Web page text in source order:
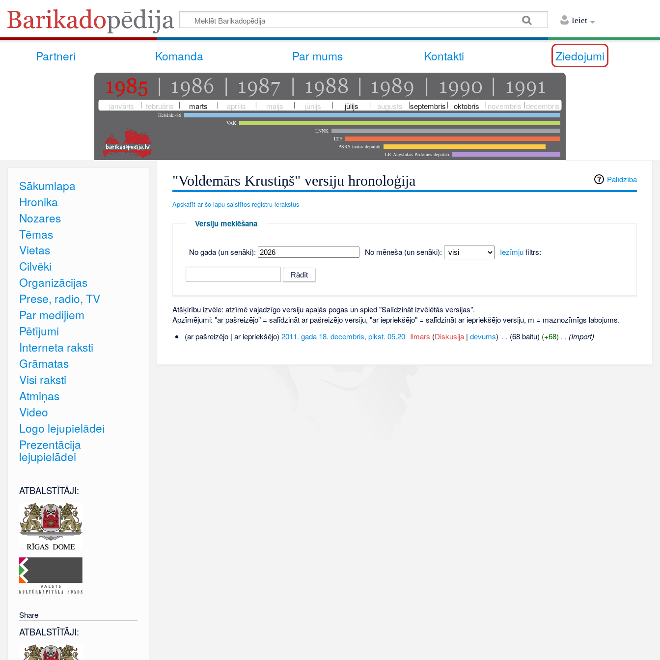
Ieiet
Partneri Komanda Par mums Kontakti Ziedojumi
janvāris februāris marts aprīlis maijs jūnijs jūlijs augusts septembris oktobris novembris decembris
Helsinki-86
VAK
LNNK
LTF
PSRS tautas deputāti
LR Augstākās Padomes deputāti
Palīdzība
"Voldemārs Krustiņš" versiju hronoloģija
Apskatīt ar šo lapu saistītos reģistru ierakstus
Versiju meklēšana
No gada (un senāki): No mēneša (un senāki): Iezīmjufiltrs:
Atšķirību izvēle: atzīmē vajadzīgo versiju apaļās pogas un spied "Salīdzināt izvēlētās versijas".
Apzīmējumi: "ar pašreizējo" = salīdzināt ar pašreizējo versiju, "ar iepriekšējo" = salīdzināt ar iepriekšējo versiju, m = maznozīmīgs labojums.
(ar pašreizējo | ar iepriekšējo) 2011. gada 18. decembris, plkst. 05.20‎ Ilmars (Diskusija| devums) . . (68 baitu) (+68) . . (Import)
Sākumlapa
Hronika
Nozares
Tēmas
Vietas
Cilvēki
Organizācijas
Prese, radio, TV
Par medijiem
Pētījumi
Interneta raksti
Grāmatas
Visi raksti
Atmiņas
Video
Logo lejupielādei
Prezentācija
lejupielādei
ATBALSTĪTĀJI:
Share
ATBALSTĪTĀJI: